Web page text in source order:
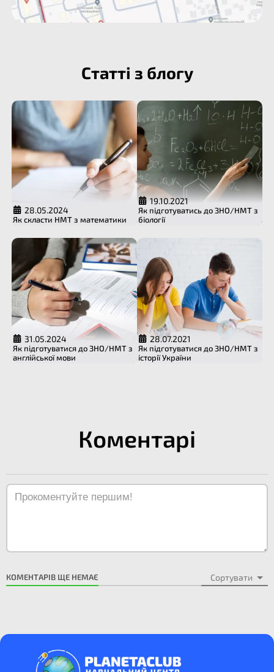
Статті з блогу
28.05.2024
Як скласти НМТ з математики
19.10.2021
Як підготуватись до ЗНО/НМТ з
біології
31.05.2024
Як підготуватися до ЗНО/НМТ з
англійської мови
28.07.2021
Як підготуватися до ЗНО/НМТ з
історії України
Коментарі
КОМЕНТАРІВ ЩЕ НЕМАЄ Сортувати